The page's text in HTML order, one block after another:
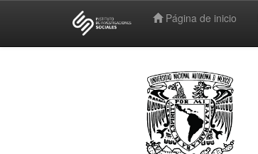
Página de inicio